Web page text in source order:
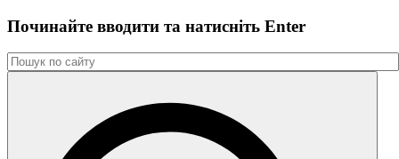
Починайте вводити та натиснiть Enter